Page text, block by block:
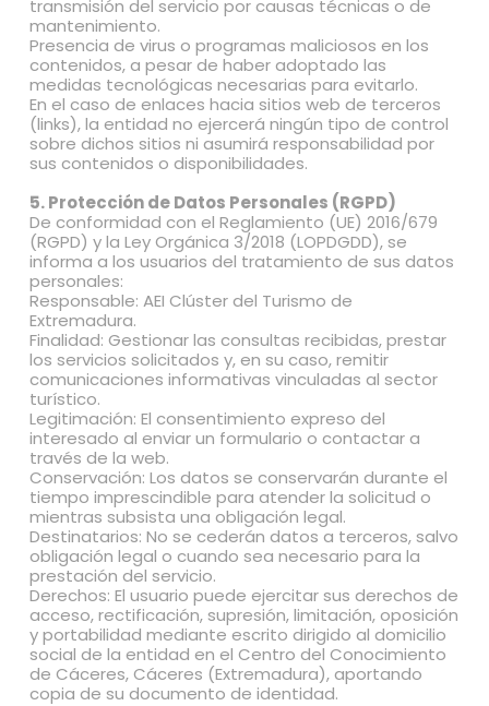
transmisión del servicio por causas técnicas o de
mantenimiento.
Presencia de virus o programas maliciosos en los
contenidos, a pesar de haber adoptado las
medidas tecnológicas necesarias para evitarlo.
En el caso de enlaces hacia sitios web de terceros
(links), la entidad no ejercerá ningún tipo de control
sobre dichos sitios ni asumirá responsabilidad por
sus contenidos o disponibilidades.
5. Protección de Datos Personales (RGPD)
De conformidad con el Reglamiento (UE) 2016/679
(RGPD) y la Ley Orgánica 3/2018 (LOPDGDD), se
informa a los usuarios del tratamiento de sus datos
personales:
Responsable: AEI Clúster del Turismo de
Extremadura.
Finalidad: Gestionar las consultas recibidas, prestar
los servicios solicitados y, en su caso, remitir
comunicaciones informativas vinculadas al sector
turístico.
Legitimación: El consentimiento expreso del
interesado al enviar un formulario o contactar a
través de la web.
Conservación: Los datos se conservarán durante el
tiempo imprescindible para atender la solicitud o
mientras subsista una obligación legal.
Destinatarios: No se cederán datos a terceros, salvo
obligación legal o cuando sea necesario para la
prestación del servicio.
Derechos: El usuario puede ejercitar sus derechos de
acceso, rectificación, supresión, limitación, oposición
y portabilidad mediante escrito dirigido al domicilio
social de la entidad en el Centro del Conocimiento
de Cáceres, Cáceres (Extremadura), aportando
copia de su documento de identidad.